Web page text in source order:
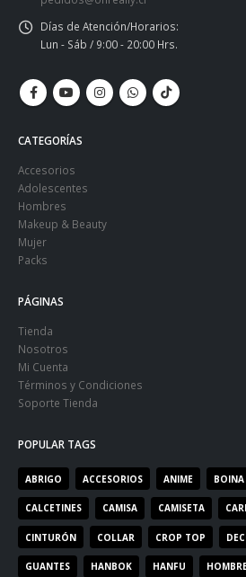
Días de Atención/Horarios:
Lun - Sáb / 9:00 - 20:00 Hrs.
CATEGORÍAS
Accesorios
Adolescentes
Hombres
Makeup & Beauty
Mujer
Packs
PÁGINAS
Tienda
Nosotros
Mi Cuenta
Términos y Condiciones
Soporte Tienda
POPULAR TAGS
ABRIGO ACCESORIOS ANIME BOINA
CALCETINES CAMISA CAMISETA
CINTURÓN COLLAR CROP TOP
GUANTES HANBOK HANFU